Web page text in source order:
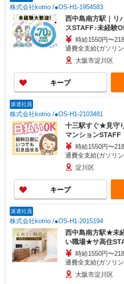
株式会社kotrio /●OS-H1-1954583
西中島南方駅｜リ
スSTAFF♪未経験
時給1550円〜
通費全支給(ガソリ
大阪市淀川区
キープ
派遣社員
株式会社kotrio /●OS-H1-2103481
十三駅すぐ★見守
マンションSTAFF
時給1550円〜
通費全支給(ガソリ
淀川区
キープ
派遣社員
株式会社kotrio /●OS-H1-2015194
西中島南方駅★未
い職場★サ高住
時給1550円〜
通費全支給(ガソリ
大阪市淀川区